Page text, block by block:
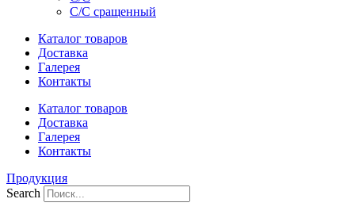
С/С сращенный
Каталог товаров
Доставка
Галерея
Контакты
Каталог товаров
Доставка
Галерея
Контакты
Продукция
Search